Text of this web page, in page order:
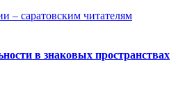
в знаковых пространствах